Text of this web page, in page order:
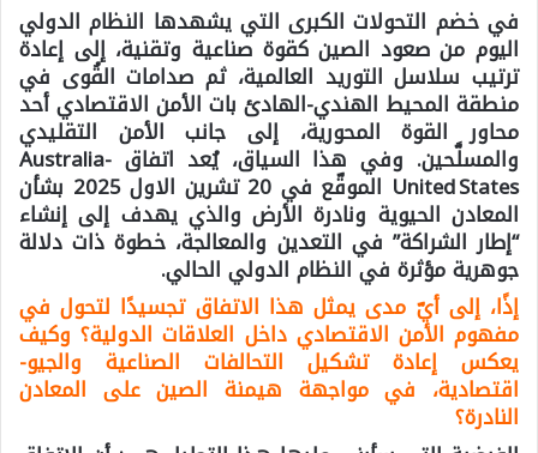
في خضم التحولات الكبرى التي يشهدها النظام الدولي
اليوم من صعود الصين كقوة صناعية وتقنية، إلى إعادة
ترتيب سلاسل التوريد العالمية، ثم صدامات القُوى في
منطقة المحيط الهندي-الهادئ بات الأمن الاقتصادي أحد
محاور القوة المحورية، إلى جانب الأمن التقليدي
والمسلَّحين. وفي هذا السياق، يُعد اتفاق Australia-
United States الموقّع في 20 تشرين الاول 2025 بشأن
المعادن الحيوية ونادرة الأرض والذي يهدف إلى إنشاء
“إطار الشراكة” في التعدين والمعالجة، خطوة ذات دلالة
جوهرية مؤثرة في النظام الدولي الحالي.
إذًا، إلى أيّ مدى يمثل هذا الاتفاق تجسيدًا لتحول في
مفهوم الأمن الاقتصادي داخل العلاقات الدولية؟ وكيف
يعكس إعادة تشكيل التحالفات الصناعية والجيو-
اقتصادية، في مواجهة هيمنة الصين على المعادن
النادرة؟